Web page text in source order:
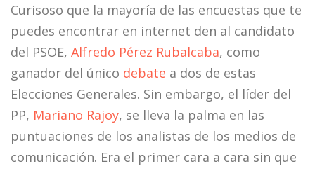
Curisoso que la mayoría de las encuestas que te
puedes encontrar en internet den al candidato
del PSOE, Alfredo Pérez Rubalcaba, como
ganador del único debate a dos de estas
Elecciones Generales. Sin embargo, el líder del
PP, Mariano Rajoy, se lleva la palma en las
puntuaciones de los analistas de los medios de
comunicación. Era el primer cara a cara sin que